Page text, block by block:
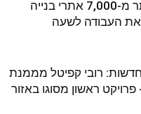
למען הבטיחות: יותר מ-7,000 אתרי בנייה
את העבודה לשעה
רובי קפיטל מממנת
ראשון מסוגו באזור